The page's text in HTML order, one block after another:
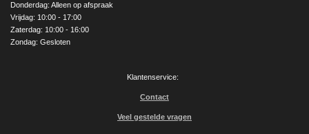
Donderdag: Alleen op afspraak
Vrijdag: 10:00 - 17:00
Zaterdag: 10:00 - 16:00
Zondag: Gesloten
Klantenservice:
Contact
Veel gestelde vragen